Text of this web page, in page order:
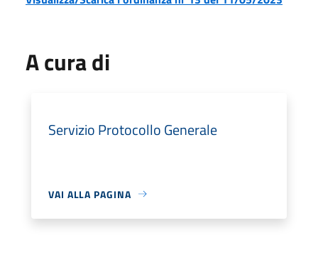
A cura di
Servizio Protocollo Generale
VAI ALLA PAGINA